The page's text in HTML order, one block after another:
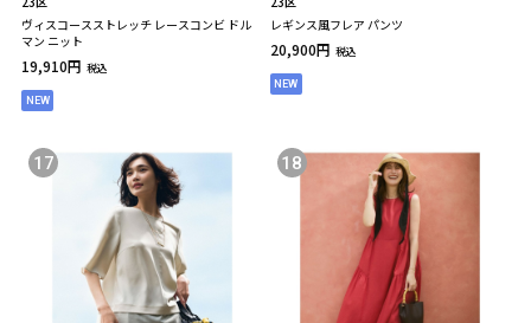
ヴィスコースストレッチ レースコンビ ドル
マン ニット
19,910円 税込
NEW
レギンス風フレア パンツ
20,900円 税込
NEW
17 18